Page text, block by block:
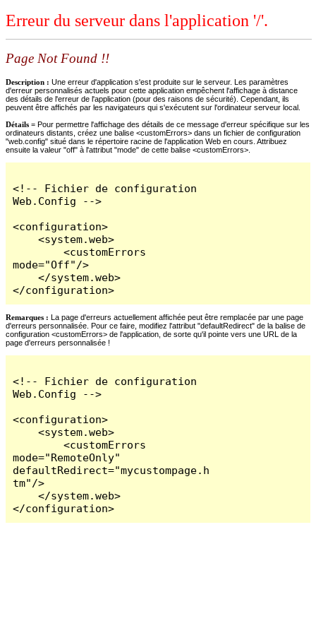
Erreur du serveur dans l'application '/'.
Page Not Found !!
Description : Une erreur d'application s'est produite sur le serveur. Les paramètres
d'erreur personnalisés actuels pour cette application empêchent l'affichage à distance
des détails de l'erreur de l'application (pour des raisons de sécurité). Cependant, ils
peuvent être affichés par les navigateurs qui s'exécutent sur l'ordinateur serveur local.
Détails = Pour permettre l'affichage des détails de ce message d'erreur spécifique sur les
ordinateurs distants, créez une balise <customErrors> dans un fichier de configuration
"web.config" situé dans le répertoire racine de l'application Web en cours. Attribuez
ensuite la valeur "off" à l'attribut "mode" de cette balise <customErrors>.
<!-- Fichier de configuration
Web.Config -->
<configuration>
    <system.web>
        <customErrors
mode="Off"/>
    </system.web>
</configuration>
Remarques : La page d'erreurs actuellement affichée peut être remplacée par une page
d'erreurs personnalisée. Pour ce faire, modifiez l'attribut "defaultRedirect" de la balise de
configuration <customErrors> de l'application, de sorte qu'il pointe vers une URL de la
page d'erreurs personnalisée !
<!-- Fichier de configuration
Web.Config -->
<configuration>
    <system.web>
        <customErrors
mode="RemoteOnly"
defaultRedirect="mycustompage.h
tm"/>
    </system.web>
</configuration>